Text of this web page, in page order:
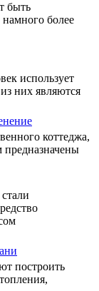
быть
намного более
использует
них являются
коттеджа,
предназначены
построить